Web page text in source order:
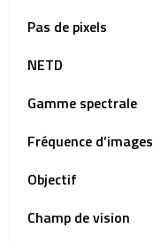
Pas de pixels
NETD
Gamme spectrale
Fréquence d’images
Objectif
Champ de vision